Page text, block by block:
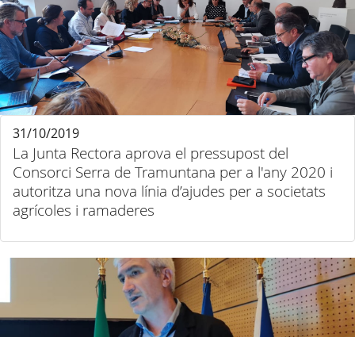
La Junta Rectora aprova el pressupost del
Consorci Serra de Tramuntana per a l'any 2020 i
autoritza una nova línia d’ajudes per a societats
agrícoles i ramaderes
31/10/2019